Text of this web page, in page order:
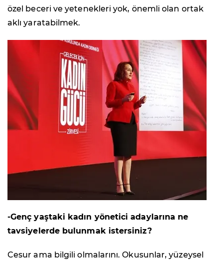
özel beceri ve yetenekleri yok, önemli olan ortak
aklı yaratabilmek.
-Genç yaştaki kadın yönetici adaylarına ne
tavsiyelerde bulunmak istersiniz?
Cesur ama bilgili olmalarını. Okusunlar, yüzeysel